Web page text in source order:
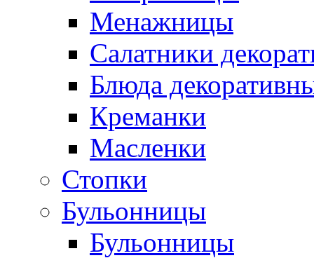
Менажницы
Салатники
Блюда
Креманки
Масленки
Стопки
Бульонницы
Бульонницы